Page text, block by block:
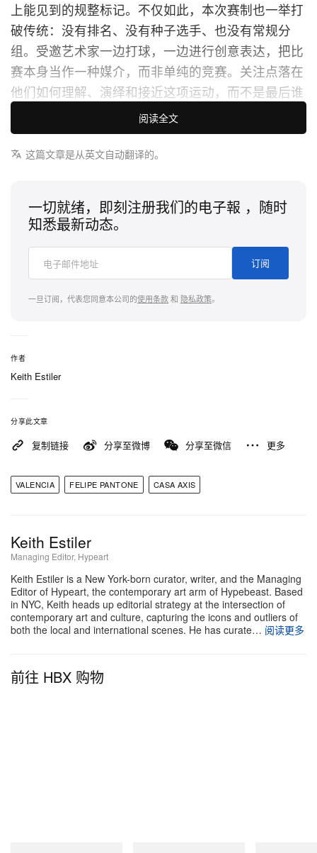
上能见到的规整标记。不仅如此，本次赛制也一举打
破传统：没有排名、没有种子选手、也没有常规分
组。受邀艺术家一边打球，一边进行创意表达，把比
赛本身当作一种媒介，而非单纯的竞赛。关注点落在
他们如何理解、演绎和接近这项运动，而不是最后谁
同期展览则从 Muñoz Collection 中精心遴选作品，汇
Martin、Roe Ethridge、Harold Edgerton、Liliana
Porter、Gusmão & Paiva、Fernando Marques
Penteado、Lucas Benarroch、Mauro C. Martinez、
Owen Westberg、Raphae Egil 与 Ben Arpea 等艺术
家，横跨多代创作者与绘画、摄影、观念艺术等多种
媒介，皆以网球为共同的创作母题。
Heritage 合作，从品牌档案中调取珍贵历史素材，其
中包括与 Robert George 相关的内容——这位 René
志。通过梳理运动、美学影像与设计史之间的关联，
这一板块与 Casa Axis 正在搭建的更宏大语境自然而
然地同频共振。
本次活动采取邀请制，由 Casa Axis 亲自甄选参与阵
新设计硬地球场，确保这一项目在未来始终由艺术家
主导。
Casa Axis
Calle Dr. Moliner, 21
46183 L’Eliana
阅读全文
这篇文章是从英文自动翻译的。
一切就绪，即刻注册我们的电子報 ，随时
知悉最新动态。
订阅
一旦订阅，代表您同意本公司的使用条款和 隐私政策。
作者
Keith Estiler
分享此文章
复制链接 分享至微博 分享至微信 更多
VALENCIA FELIPE PANTONE CASA AXIS
Keith Estiler
Managing Editor, Hypeart
Keith Estiler is a New York-born curator, writer, and the Managing
Editor of Hypeart, the contemporary art arm of Hypebeast. Based
in NYC, Keith heads up editorial strategy at the intersection of
contemporary art and culture, capturing the icons and outliers of
both the local and international scenes. He has curate… 阅读更多
前往 HBX 购物